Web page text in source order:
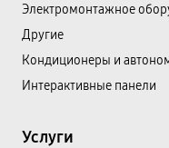
Электромонтажное
Другие
Кондиционеры и
Интерактивные панели
Услуги